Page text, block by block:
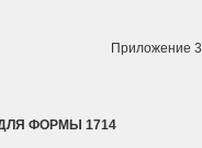
Приложение 3
ФОРМЫ 1714